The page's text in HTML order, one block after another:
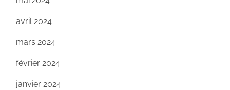
avril 2024
mars 2024
février 2024
janvier 2024